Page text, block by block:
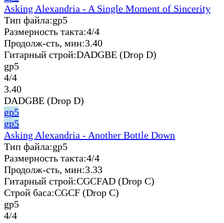
Asking Alexandria - A Single Moment of Sincerity
Тип файла:gp5
Размерность такта:4/4
Продолж-сть, мин:3.40
Гитарный строй:DADGBE (Drop D)
gp5
4/4
3.40
DADGBE (Drop D)
gp5
gp5
Asking Alexandria - Another Bottle Down
Тип файла:gp5
Размерность такта:4/4
Продолж-сть, мин:3.33
Гитарный строй:CGCFAD (Drop C)
Строй баса:CGCF (Drop C)
gp5
4/4